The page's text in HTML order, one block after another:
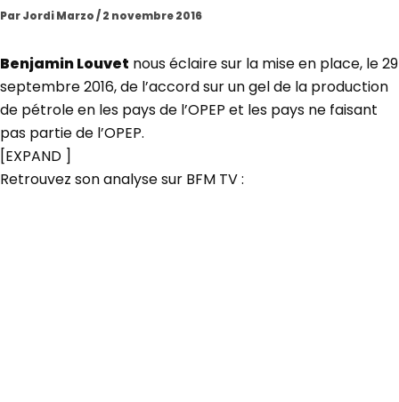
ParJordi Marzo/2 novembre 2016
Benjamin Louvet nous éclaire sur la mise en place, le 29
septembre 2016, de l’accord sur un gel de la production
de pétrole en les pays de l’OPEP et les pays ne faisant
pas partie de l’OPEP.
[EXPAND ]
Retrouvez son analyse sur BFM TV :